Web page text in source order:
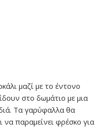
μαζί με το έντονο
στο δωμάτιο με μια
Τα γαρύφαλλα θα
παραμείνει φρέσκο ​​για